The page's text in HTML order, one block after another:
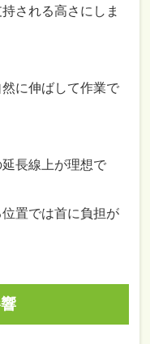
される高さにしま
に伸ばして作業で
長線上が理想で
置では首に負担が